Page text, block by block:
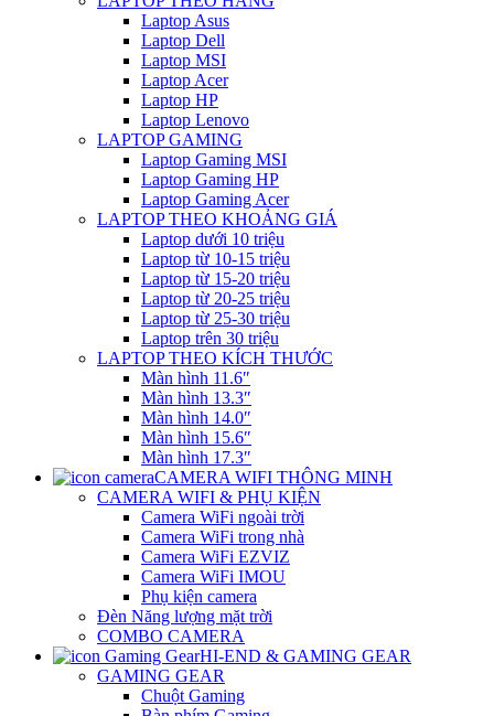
Laptop Asus
Laptop Dell
Laptop MSI
Laptop Acer
Laptop HP
Laptop Lenovo
LAPTOP GAMING
Laptop Gaming MSI
Laptop Gaming HP
Laptop Gaming Acer
LAPTOP THEO KHOẢNG GIÁ
Laptop dưới 10 triệu
Laptop từ 10-15 triệu
Laptop từ 15-20 triệu
Laptop từ 20-25 triệu
Laptop từ 25-30 triệu
Laptop trên 30 triệu
LAPTOP THEO KÍCH THƯỚC
Màn hình 11.6″
Màn hình 13.3″
Màn hình 14.0″
Màn hình 15.6″
Màn hình 17.3″
CAMERA WIFI THÔNG MINH
CAMERA WIFI & PHỤ KIỆN
Camera WiFi ngoài trời
Camera WiFi trong nhà
Camera WiFi EZVIZ
Camera WiFi IMOU
Phụ kiện camera
Đèn Năng lượng mặt trời
COMBO CAMERA
HI-END & GAMING GEAR
GAMING GEAR
Chuột Gaming